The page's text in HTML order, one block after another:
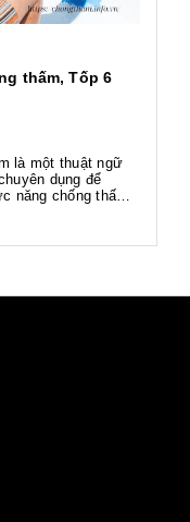
thấm, Tốp 6
là một thuật ngữ
dụng để
năng chống thấm.
Acrylic, gốc Xi
trình với nhiều mục